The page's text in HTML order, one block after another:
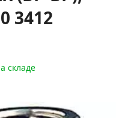
3412
складе